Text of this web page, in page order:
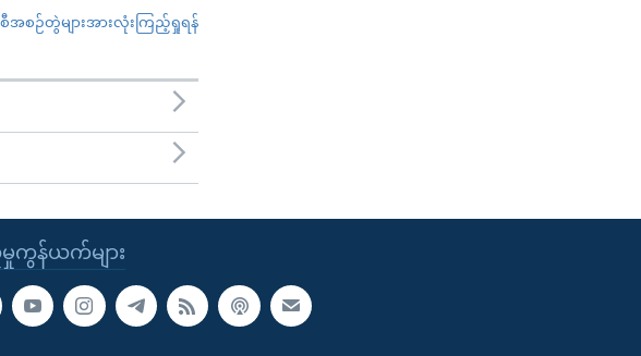
အစဉ်တွဲများအားလုံးကြည့်ရှုရန်
ကွန်ယက်များ